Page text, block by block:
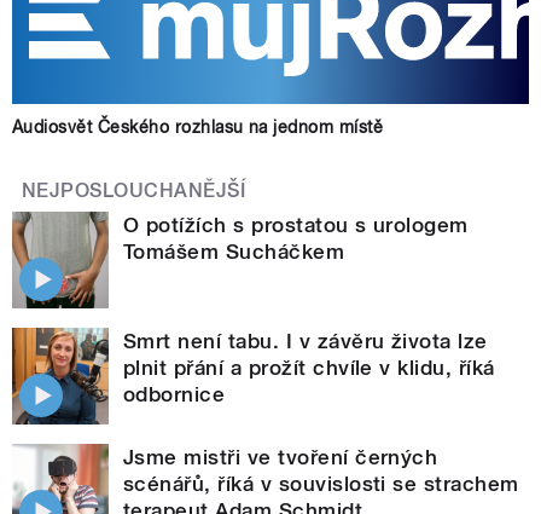
Audiosvět Českého rozhlasu na jednom místě
NEJPOSLOUCHANĚJŠÍ
O potížích s prostatou s urologem
Tomášem Sucháčkem
Smrt není tabu. I v závěru života lze
plnit přání a prožít chvíle v klidu, říká
odbornice
Jsme mistři ve tvoření černých
scénářů, říká v souvislosti se strachem